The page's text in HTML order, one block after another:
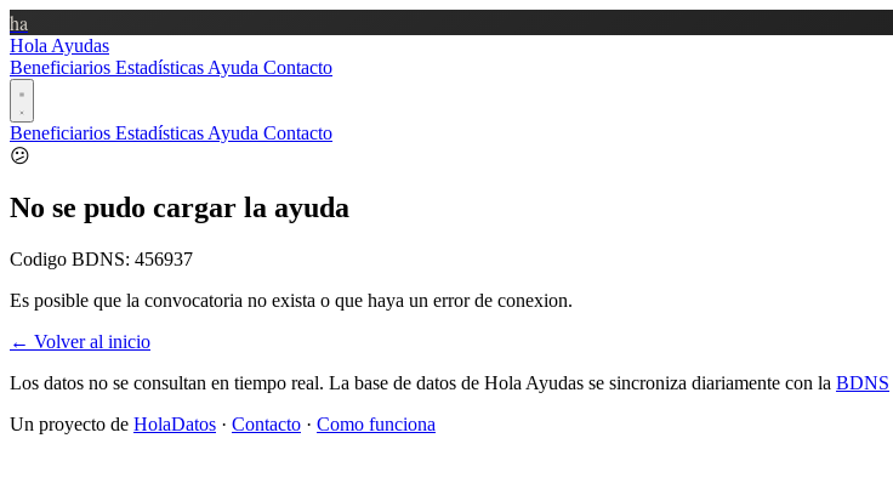
ha
Hola Ayudas
Beneficiarios Estadísticas Ayuda Contacto
Beneficiarios Estadísticas Ayuda Contacto
😕
No se pudo cargar la ayuda
Codigo BDNS: 456937
Es posible que la convocatoria no exista o que haya un error de conexion.
← Volver al inicio
Los datos no se consultan en tiempo real. La base de datos de Hola Ayudas se sincroniza diariamente con la BDNS
Un proyecto de HolaDatos · Contacto · Como funciona